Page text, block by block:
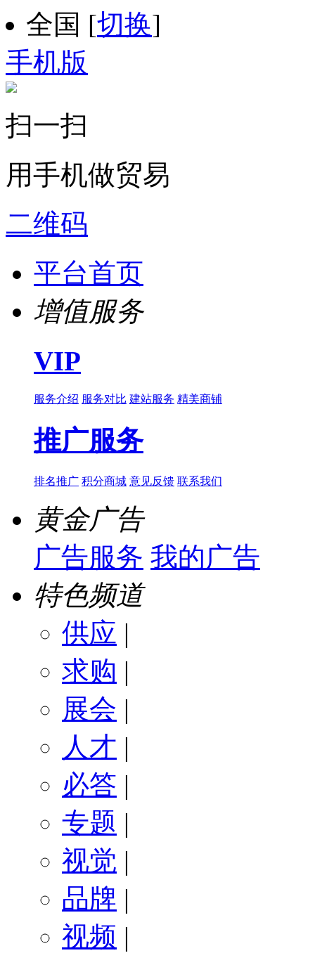
全国 [切换]
手机版
扫一扫
用手机做贸易
二维码
平台首页
增值服务
VIP
服务介绍 服务对比 建站服务 精美商铺
推广服务
排名推广 积分商城 意见反馈 联系我们
黄金广告
广告服务 我的广告
特色频道
供应 |
求购 |
展会 |
人才 |
必答 |
专题 |
视觉 |
品牌 |
视频 |